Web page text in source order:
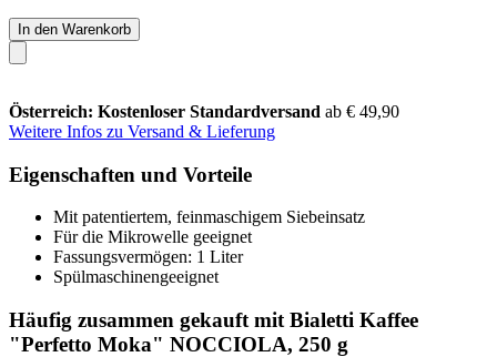
In den Warenkorb
Österreich: Kostenloser Standardversand ab € 49,90
Weitere Infos zu Versand & Lieferung
Eigenschaften und Vorteile
Mit patentiertem, feinmaschigem Siebeinsatz
Für die Mikrowelle geeignet
Fassungsvermögen: 1 Liter
Spülmaschinengeeignet
Häufig zusammen gekauft mit Bialetti Kaffee
"Perfetto Moka" NOCCIOLA, 250 g